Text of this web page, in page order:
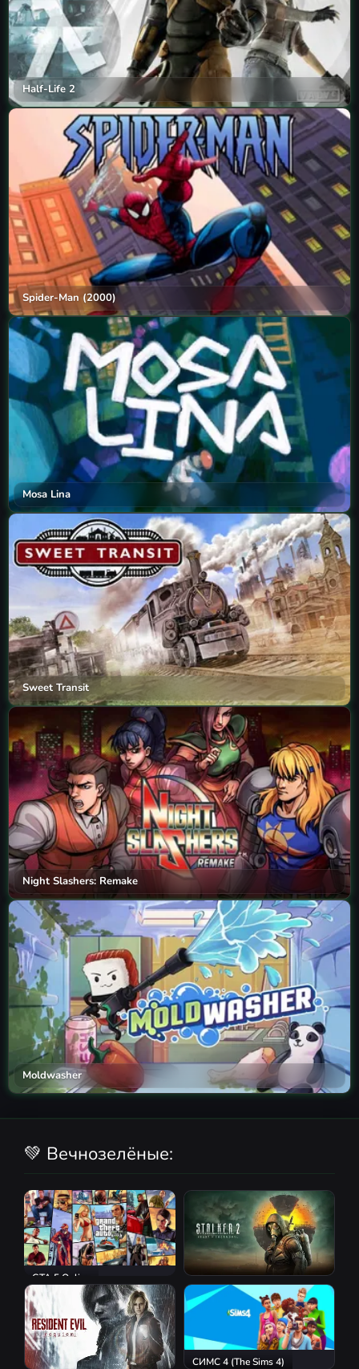
Half-Life 2
Spider-Man (2000)
Mosa Lina
Sweet Transit
Night Slashers: Remake
Moldwasher
💚 Вечнозелёные:
GTA 5 Online
S.T.A.L.K.E.R. 2: Heart of
Chornobyl
СИМС 4 (The Sims 4)